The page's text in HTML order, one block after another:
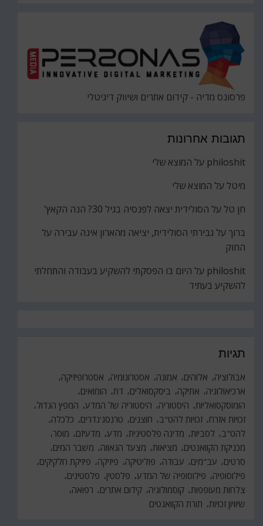
פרסונס מדיה - קידום אתרים ושיווק דיגיטלי
תגובות אחרונות
philoshit על המוצא שלי
מיטל על המוצא שלי
חן טל על הסולידית יצאה לפנסיה בגיל 30? הנה הקאץ'
ברוך על גבירתי הסולידית, יציאה מהארון אינה עבירה על
החוק
philoshit על היום בו הפסקתי להשקיע בעבודה והתחלתי
להשקיע בעתיד
תגיות
אבולוציה אלוהים אמונה אסטרונומיה
אסטרופיזיקה
ארכיאולוגיה
אתיקה ביסקסואלים דת הומואים
הומוסקסואליות היסטוריה היסטוריה של המדע המפץ הגדול
זכויות אזרח זכויות להט"ב חוצנים טרנסג'נדרים
כלכלה
להט"ב
לסביות מדינה פלסטינית מדע מדעיזם
מוסר
מכניקת הקוואנטים
מציאות מצעד הגאווה
משבר המים
סרטים
עב"מים עבודה פוליטיקה פיזיקה
פיזיקת חלקיקים
פילוסופיה
פילוסופיה של המדע פלסטין פלסטינים
צלחות מעופפות קוסמולוגיה קידום אתרים
רפואה
שיוויון זכויות תורת הקוואנטים